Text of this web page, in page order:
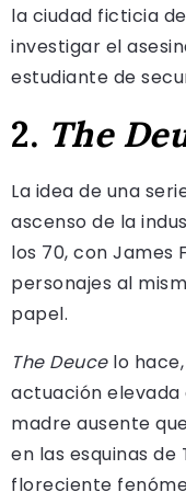
la ciudad ficticia
investigar el
estudiante de
2. The
La idea de una
ascenso de la
los 70, con James
personajes al
papel.
The Deucelo hace,
actuación elevada
madre ausente
en las esquinas
floreciente